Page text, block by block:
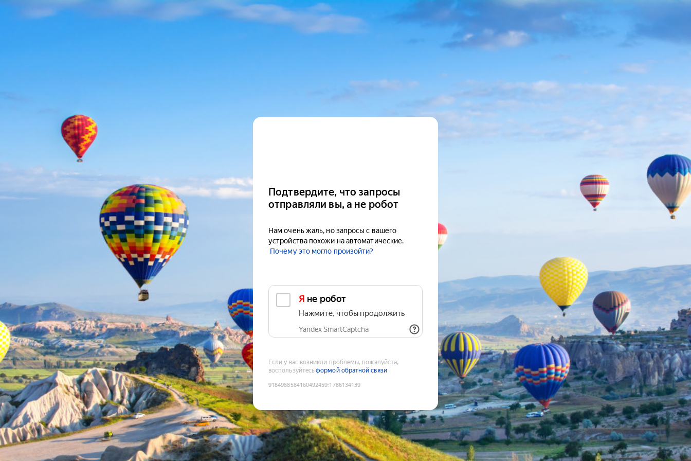
Подтвердите, что запросы
отправляли вы, а не робот
Нам очень жаль, но запросы с вашего
устройства похожи на автоматические.
Почему это могло произойти?
Я не робот
Нажмите, чтобы продолжить
Yandex SmartCaptcha
Если у вас возникли проблемы, пожалуйста,
воспользуйтесьформой обратной связи
9184968584160492459:1786134139